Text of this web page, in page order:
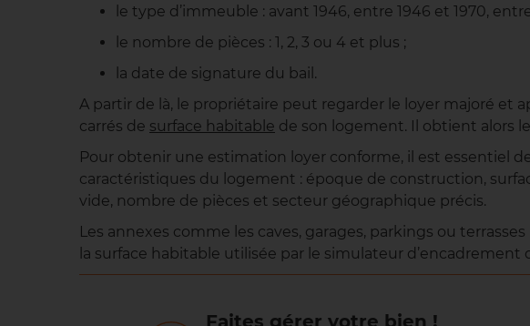
le type d’immeuble : avant 1946, entre 1946 et 1970, entre
le nombre de pièces : 1, 2, 3 ou 4 et plus ;
la date de signature du bail.
A partir de là, le propriétaire peut regarder le loyer majoré
carrés de surface habitable de son logement. Il obtient alors le l
Pour obtenir une estimation loyer conforme, il est essentiel
caractéristiques du logement : époque de construction,
vide, nombre de pièces et secteur géographique précis.
Les annexes comme les caves, garages, parkings ou
la surface habitable utilisée par le simulateur d’encadrement
Faites gérer votre bien !